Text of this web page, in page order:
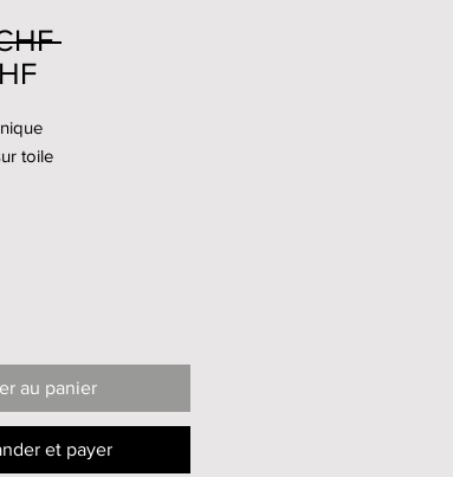
Prix
Prix
toile
au panier
et payer